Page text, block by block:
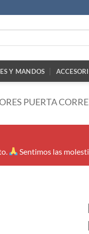
Y MANDOS
PUERTA
Sentimos las